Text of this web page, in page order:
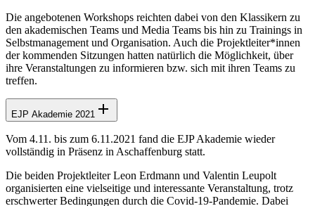
Die angebotenen Workshops reichten dabei von den Klassikern zu
den akademischen Teams und Media Teams bis hin zu Trainings in
Selbstmanagement und Organisation. Auch die Projektleiter*innen
der kommenden Sitzungen hatten natürlich die Möglichkeit, über
ihre Veranstaltungen zu informieren bzw. sich mit ihren Teams zu
treffen.
EJP Akademie 2021
Vom 4.11. bis zum 6.11.2021 fand die EJP Akademie wieder
vollständig in Präsenz in Aschaffenburg statt.
Die beiden Projektleiter Leon Erdmann und Valentin Leupolt
organisierten eine vielseitige und interessante Veranstaltung, trotz
erschwerter Bedingungen durch die Covid-19-Pandemie. Dabei